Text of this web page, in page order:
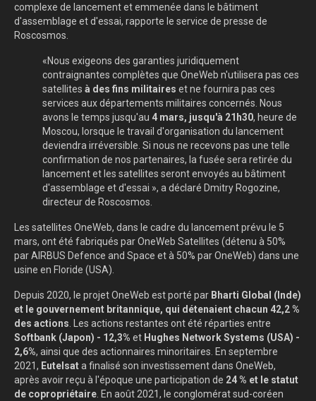
complexe de lancement et emmenée dans le bâtiment
d'assemblage et d'essai, rapporte le service de presse de
Roscosmos.
«Nous exigeons des garanties juridiquement
contraignantes complètes que OneWeb n'utilisera pas ces
satellites à des fins militaires et ne fournira pas ces
services aux départements militaires concernés. Nous
avons le temps jusqu'au 4 mars, jusqu'à 21h30, heure de
Moscou, lorsque le travail d'organisation du lancement
deviendra irréversible. Si nous ne recevons pas une telle
confirmation de nos partenaires, la fusée sera retirée du
lancement et les satellites seront envoyés au bâtiment
d'assemblage et d'essai », a déclaré Dmitry Rogozine,
directeur de Roscosmos.
Les satellites OneWeb, dans le cadre du lancement prévu le 5
mars, ont été fabriqués par OneWeb Satellites (détenu à 50%
par AIRBUS Defence and Space et à 50% par OneWeb) dans une
usine en Floride (USA).
Depuis 2020, le projet OneWeb est porté par Bharti Global (Inde)
et le gouvernement britannique, qui détenaient chacun 42,2 %
des actions. Les actions restantes ont été réparties entre
Softbank (Japon) - 12,3% et Hughes Network Systems (USA) -
2,6%, ainsi que des actionnaires minoritaires. En septembre
2021, Eutelsata finalisé son investissement dans OneWeb,
après avoir reçu à l'époque une participation de 24 % et le statut
de copropriétaire. En août 2021, le conglomérat sud-coréen